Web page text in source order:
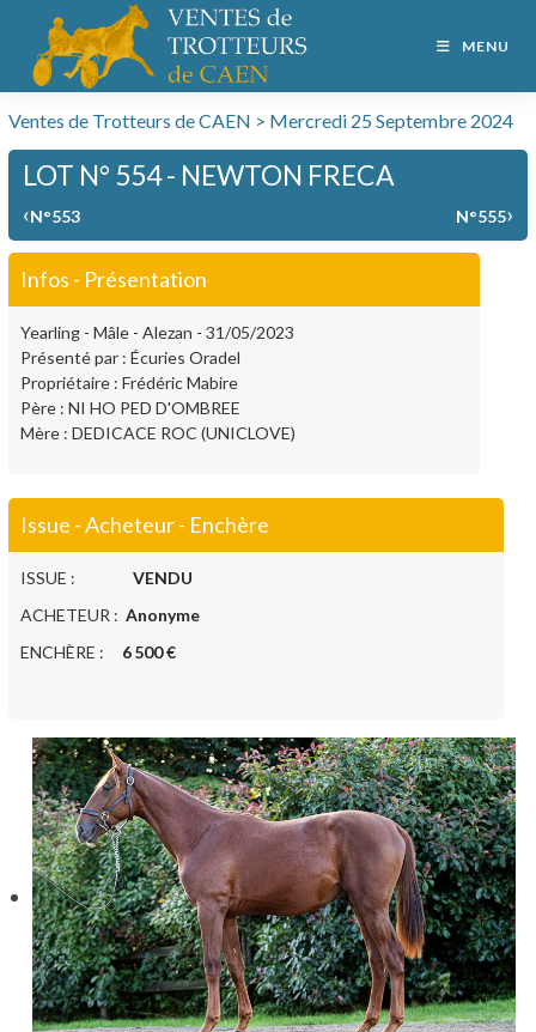
MENU
Ventes de Trotteurs de CAEN > Mercredi 25 Septembre 2024
LOT N° 554 - NEWTON FRECA
‹N°553 N°555›
Infos - Présentation
Yearling - Mâle - Alezan - 31/05/2023
Présenté par : Écuries Oradel
Propriétaire : Frédéric Mabire
Père : NI HO PED D'OMBREE
Mère : DEDICACE ROC (UNICLOVE)
Issue - Acheteur - Enchère
ISSUE : VENDU
ACHETEUR : Anonyme
ENCHÈRE : 6 500 €